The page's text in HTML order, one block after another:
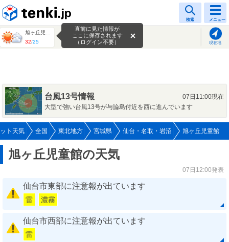
検索 メニュー
32/25 現在地
直前に見た情報が
ここに保存されます
（ログイン不要）
台風13号情報
07日11:00現在
大型で強い台風13号が与論島付近を西に進んでいます
ト天気 全国 東北地方 宮城県 仙台・名取・岩沼 旭ヶ丘児童館
旭ヶ丘児童館の天気
07日12:00発表
仙台市東部に注意報が出ています
雷 濃霧
仙台市西部に注意報が出ています
雷